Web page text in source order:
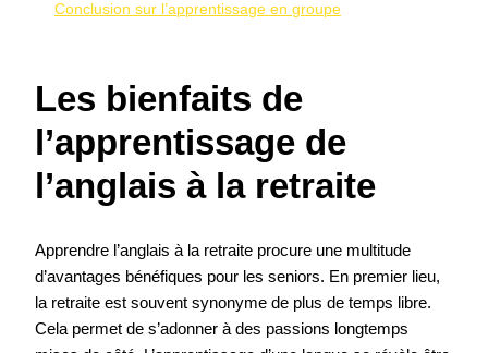
Conclusion sur l’apprentissage en groupe
Les bienfaits de
l’apprentissage de
l’anglais à la retraite
Apprendre l’anglais à la retraite procure une multitude
d’avantages bénéfiques pour les seniors. En premier lieu,
la retraite est souvent synonyme de plus de temps libre.
Cela permet de s’adonner à des passions longtemps